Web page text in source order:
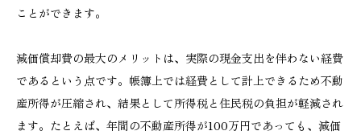
ことができます。
減価償却費の最大のメリットは、実際の現金支出を伴わない経費
であるという点です。帳簿上では経費として計上できるため不動
産所得が圧縮され、結果として所得税と住民税の負担が軽減され
ます。たとえば、年間の不動産所得が100万円であっても、減価